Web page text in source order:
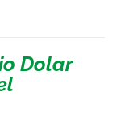
Dolar